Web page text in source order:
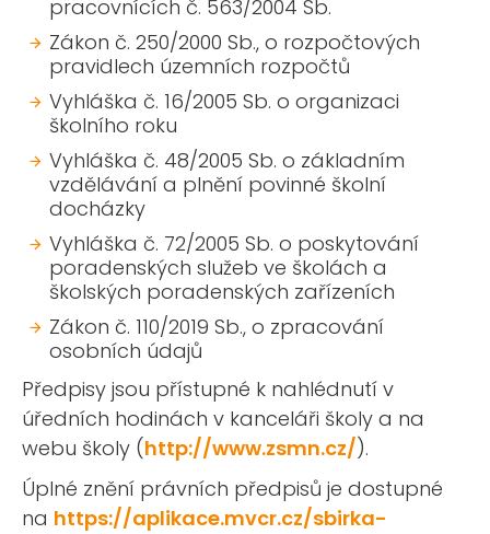
pracovnících č. 563/2004 Sb.
Zákon č. 250/2000 Sb., o rozpočtových
pravidlech územních rozpočtů
Vyhláška č. 16/2005 Sb. o organizaci
školního roku
Vyhláška č. 48/2005 Sb. o základním
vzdělávání a plnění povinné školní
docházky
Vyhláška č. 72/2005 Sb. o poskytování
poradenských služeb ve školách a
školských poradenských zařízeních
Zákon č. 110/2019 Sb., o zpracování
osobních údajů
Předpisy jsou přístupné k nahlédnutí v
úředních hodinách v kanceláři školy a na
webu školy (http://www.zsmn.cz/).
Úplné znění právních předpisů je dostupné
na https://aplikace.mvcr.cz/sbirka-